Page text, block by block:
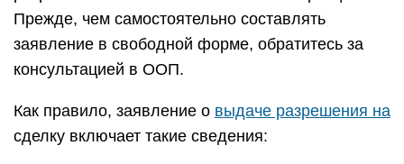
Прежде, чем самостоятельно составлять
заявление в свободной форме, обратитесь за
консультацией в ООП.
Как правило, заявление о выдаче разрешения на
сделку включает такие сведения: